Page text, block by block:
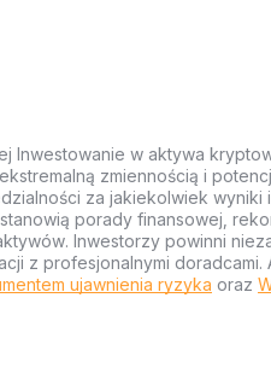
Inwestowanie w aktywa
zmiennością i
za jakiekolwiek wyniki
porady finansowej,
Inwestorzy powinni
z profesjonalnymi
ujawnienia ryzyka oraz